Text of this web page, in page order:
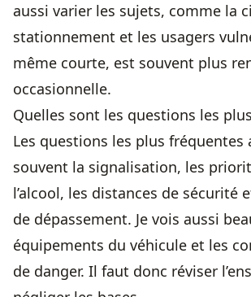
aussi varier les sujets, comme la
stationnement et les usagers
même courte, est souvent plus
occasionnelle.
Quelles sont les questions les
Les questions les plus
souvent la signalisation, les
l’alcool, les distances de sécurité
de dépassement. Je vois aussi
équipements du véhicule et les
de danger. Il faut donc réviser